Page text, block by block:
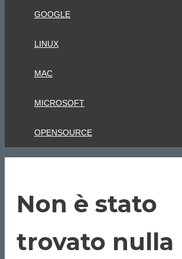
GOOGLE
LINUX
MAC
MICROSOFT
OPENSOURCE
Non è stato
trovato nulla